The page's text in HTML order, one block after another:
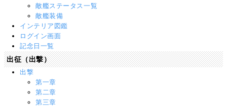
敵艦ステータス一覧
敵艦装備
インテリア図鑑
ログイン画面
記念日一覧
出征（出撃）
出撃
第一章
第二章
第三章